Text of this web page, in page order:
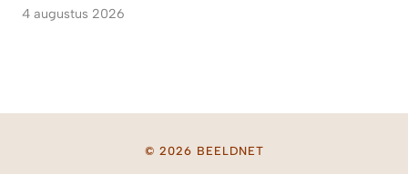
4 augustus 2026
© 2026 BEELDNET